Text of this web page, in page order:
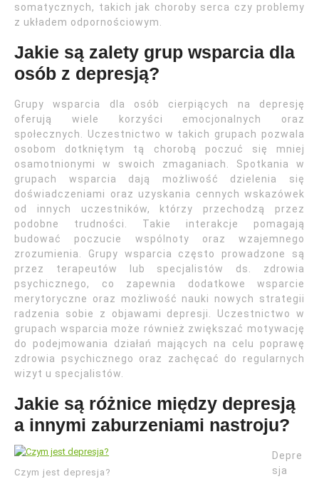
somatycznych, takich jak choroby serca czy problemy
z układem odpornościowym.
Jakie są zalety grup wsparcia dla
osób z depresją?
Grupy wsparcia dla osób cierpiących na depresję
oferują wiele korzyści emocjonalnych oraz
społecznych. Uczestnictwo w takich grupach pozwala
osobom dotkniętym tą chorobą poczuć się mniej
osamotnionymi w swoich zmaganiach. Spotkania w
grupach wsparcia dają możliwość dzielenia się
doświadczeniami oraz uzyskania cennych wskazówek
od innych uczestników, którzy przechodzą przez
podobne trudności. Takie interakcje pomagają
budować poczucie wspólnoty oraz wzajemnego
zrozumienia. Grupy wsparcia często prowadzone są
przez terapeutów lub specjalistów ds. zdrowia
psychicznego, co zapewnia dodatkowe wsparcie
merytoryczne oraz możliwość nauki nowych strategii
radzenia sobie z objawami depresji. Uczestnictwo w
grupach wsparcia może również zwiększać motywację
do podejmowania działań mających na celu poprawę
zdrowia psychicznego oraz zachęcać do regularnych
wizyt u specjalistów.
Jakie są różnice między depresją
a innymi zaburzeniami nastroju?
Czym jest depresja?
Depre
sja